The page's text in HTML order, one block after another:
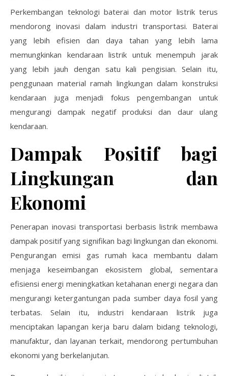
Perkembangan teknologi baterai dan motor listrik terus
mendorong inovasi dalam industri transportasi. Baterai
yang lebih efisien dan daya tahan yang lebih lama
memungkinkan kendaraan listrik untuk menempuh jarak
yang lebih jauh dengan satu kali pengisian. Selain itu,
penggunaan material ramah lingkungan dalam konstruksi
kendaraan juga menjadi fokus pengembangan untuk
mengurangi dampak negatif produksi dan daur ulang
kendaraan.
Dampak Positif bagi
Lingkungan dan
Ekonomi
Penerapan inovasi transportasi berbasis listrik membawa
dampak positif yang signifikan bagi lingkungan dan ekonomi.
Pengurangan emisi gas rumah kaca membantu dalam
menjaga keseimbangan ekosistem global, sementara
efisiensi energi meningkatkan ketahanan energi negara dan
mengurangi ketergantungan pada sumber daya fosil yang
terbatas. Selain itu, industri kendaraan listrik juga
menciptakan lapangan kerja baru dalam bidang teknologi,
manufaktur, dan layanan terkait, mendorong pertumbuhan
ekonomi yang berkelanjutan.